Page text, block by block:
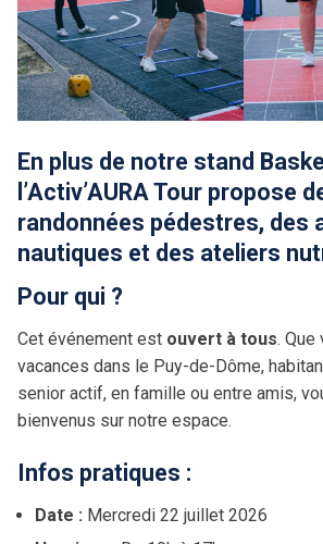
En plus de notre stand
l’Activ’AURA Tour propose
randonnées pédestres, des
nautiques et des ateliers
Pour qui ?
Cet événement est ouvert à tous.
vacances dans le Puy-de-Dôme,
senior actif, en famille ou entre amis,
bienvenus sur notre espace.
Infos pratiques :
Date : Mercredi 22 juillet 2026